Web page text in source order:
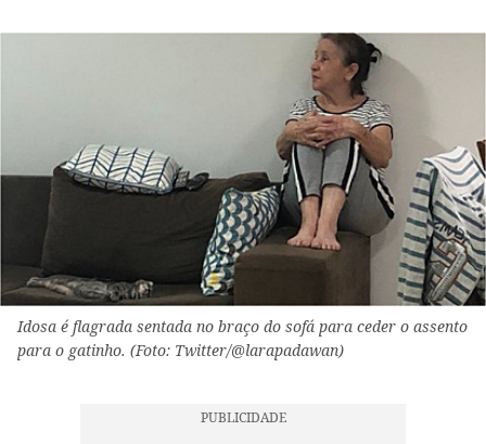
Idosa é flagrada sentada no braço do sofá para ceder o assento
para o gatinho. (Foto: Twitter/@larapadawan)